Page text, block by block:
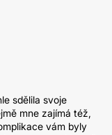
sdělila svoje
mne zajímá též,
vám byly